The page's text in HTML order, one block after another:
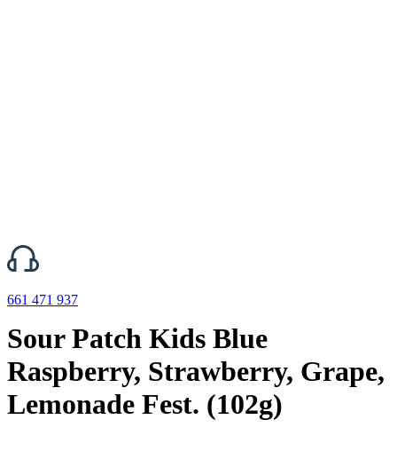
661 471 937
Sour Patch Kids Blue
Raspberry, Strawberry, Grape,
Lemonade Fest. (102g)